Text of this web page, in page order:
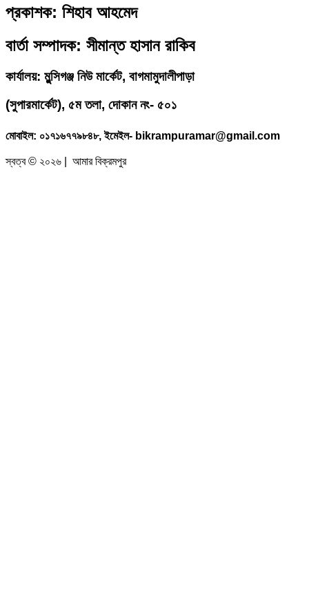
প্রকাশক: শিহাব আহমেদ
বার্তা সম্পাদক: সীমান্ত হাসান রাকিব
কার্যালয়: মুন্সিগঞ্জ নিউ মার্কেট, বাগমামুদালীপাড়া
(সুপারমার্কেট), ৫ম তলা, দোকান নং- ৫০১
মোবাইল: ০১৭১৬৭৭৯৮৪৮, ইমেইল- bikrampuramar@gmail.com
স্বত্ব © ২০২৬ | আমার বিক্রমপুর